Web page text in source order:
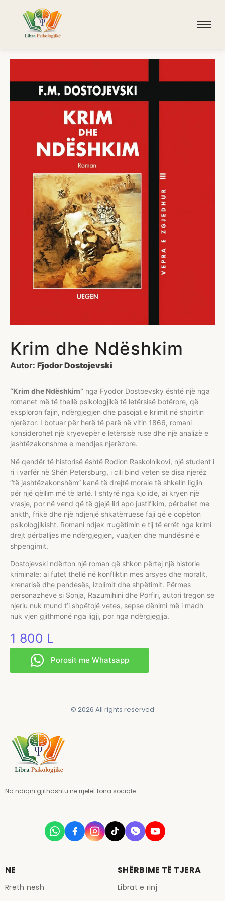
Krim dhe Ndëshkim
Autor: Fjodor Dostojevski
“Krim dhe Ndëshkim” nga Fyodor Dostoevsky është një nga
romanet më të thellë psikologjikë të letërsisë botërore, që
eksploron fajin, ndërgjegjen dhe pasojat e krimit në shpirtin
njerëzor. I botuar për herë të parë në vitin 1866, romani
konsiderohet një kryevepër e letërsisë ruse dhe një analizë e
jashtëzakonshme e mendjes njerëzore.
Në qendër të historisë është Rodion Raskolnikovi, një student i
ri i varfër në Shën Petersburg, i cili bind veten se disa njerëz
“të jashtëzakonshëm” kanë të drejtë morale të shkelin ligjin
për një qëllim më të lartë. I shtyrë nga kjo ide, ai kryen një
vrasje, por në vend që të gjejë liri apo justifikim, përballet me
ankth, frikë dhe një ndjenjë shkatërruese faji që e copëton
psikologjikisht. Romani ndjek rrugëtimin e tij të errët nga krimi
drejt përballjes me ndërgjegjen, vuajtjen dhe mundësinë e
shpengimit.
Dostojevski ndërton një roman që shkon përtej një historie
kriminale: ai futet thellë në konfliktin mes arsyes dhe moralit,
krenarisë dhe pendesës, izolimit dhe shpëtimit. Përmes
personazheve si Sonja, Razumihini dhe Porfiri, autori tregon se
njeriu nuk mund t’i shpëtojë vetes, sepse dënimi më i madh
nuk vjen gjithmonë nga ligji, por nga ndërgjegjja.
1 800 L
Porosit me Whatsapp
© 2026 All rights reserved
Na ndiqni gjithashtu në rrjetet tona sociale:
NE
Rreth nesh
SHËRBIME TË TJERA
Librat e rinj